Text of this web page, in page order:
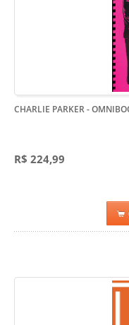
CHARLIE PARKER -
R$ 224,99